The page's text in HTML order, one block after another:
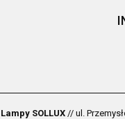
Lampy SOLLUX// ul.